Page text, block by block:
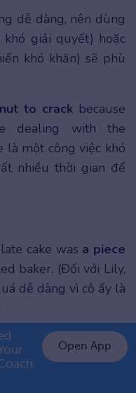
dễ dàng, nên dùng
giải quyết) hoặc
khó khăn) sẽ phù
to crackbecause
dealing with the
là một công việc khó
nhiều thời gian để
cake was a piece
baker. (Đối với Lily,
dễ dàng vì cô ấy là
tạp, nên dùng a
khó khăn) hoặc a
cực kỳ khó khăn) sẽ
chỉ 799K
Open App